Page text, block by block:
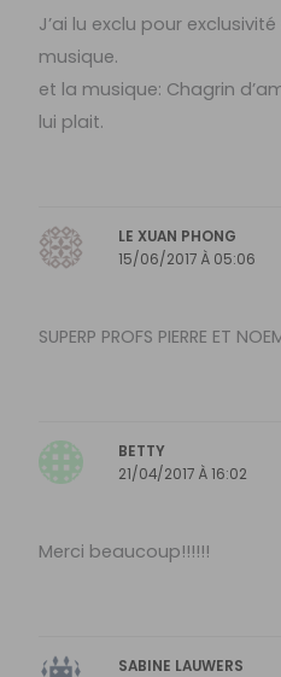
J’ai lu exclu pour
musique.
et la musique: Chagrin
lui plait.
LE XUAN PHONG
15/06/2017 À 05:06
SUPERP PROFS PIERRE ET
BETTY
21/04/2017 À 16:02
Merci beaucoup!!!!!!
SABINE LAUWERS